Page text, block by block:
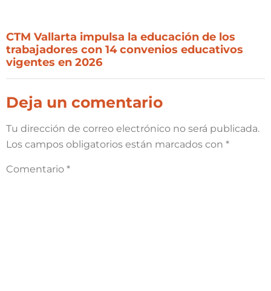
CTM Vallarta impulsa la educación de los
trabajadores con 14 convenios educativos
vigentes en 2026
Deja un comentario
Tu dirección de correo electrónico no será publicada.
Los campos obligatorios están marcados con *
Comentario *